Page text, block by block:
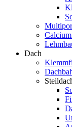
Dach